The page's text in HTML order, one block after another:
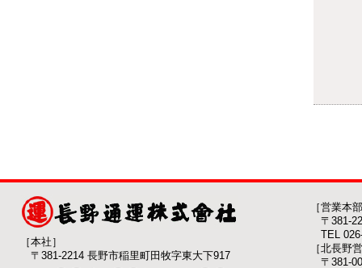
［本社］
〒381-2214 長野市稲里町田牧字東大下917
［営業本
〒381-
TEL
［北長野
〒381-